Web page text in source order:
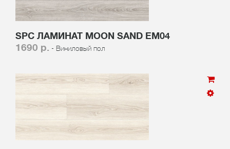
SPC ЛАМИНАТ MOON SAND EM04
1690 р. - Виниловый пол